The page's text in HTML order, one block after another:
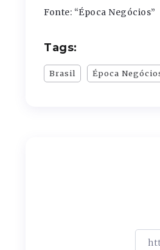
Fonte: “Época Negócios”
Tags:
Brasil Época